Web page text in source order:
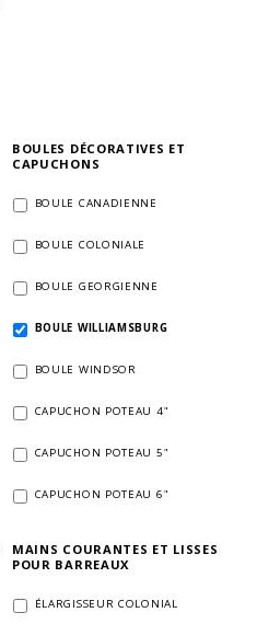
BOULES DÉCORATIVES ET
CAPUCHONS
BOULE CANADIENNE
BOULE COLONIALE
BOULE GEORGIENNE
BOULE WILLIAMSBURG
BOULE WINDSOR
CAPUCHON POTEAU 4"
CAPUCHON POTEAU 5"
CAPUCHON POTEAU 6"
MAINS COURANTES ET LISSES
POUR BARREAUX
ÉLARGISSEUR COLONIAL